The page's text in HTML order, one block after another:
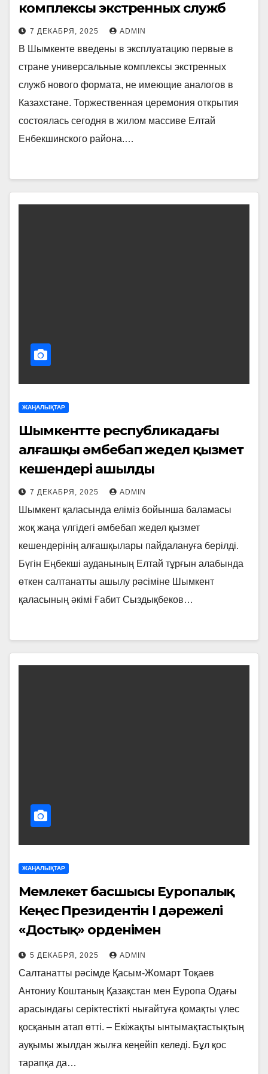
комплексы экстренных служб
7 ДЕКАБРЯ, 2025 ADMIN
В Шымкенте введены в эксплуатацию первые в
стране универсальные комплексы экстренных
служб нового формата, не имеющие аналогов в
Казахстане. Торжественная церемония открытия
состоялась сегодня в жилом массиве Елтай
Енбекшинского района.…
ЖАҢАЛЫҚТАР
Шымкентте республикадағы
алғашқы әмбебап жедел қызмет
кешендері ашылды
7 ДЕКАБРЯ, 2025 ADMIN
Шымкент қаласында еліміз бойынша баламасы
жоқ жаңа үлгідегі әмбебап жедел қызмет
кешендерінің алғашқылары пайдалануға берілді.
Бүгін Еңбекші ауданының Елтай тұрғын алабында
өткен салтанатты ашылу рәсіміне Шымкент
қаласының әкімі Ғабит Сыздықбеков…
ЖАҢАЛЫҚТАР
Мемлекет басшысы Еуропалық
Кеңес Президентін І дәрежелі
«Достық» орденімен
марапаттады
5 ДЕКАБРЯ, 2025 ADMIN
Салтанатты рәсімде Қасым-Жомарт Тоқаев
Антониу Коштаның Қазақстан мен Еуропа Одағы
арасындағы серіктестікті нығайтуға қомақты үлес
қосқанын атап өтті. – Екіжақты ынтымақтастықтың
ауқымы жылдан жылға кеңейіп келеді. Бұл қос
тарапқа да…